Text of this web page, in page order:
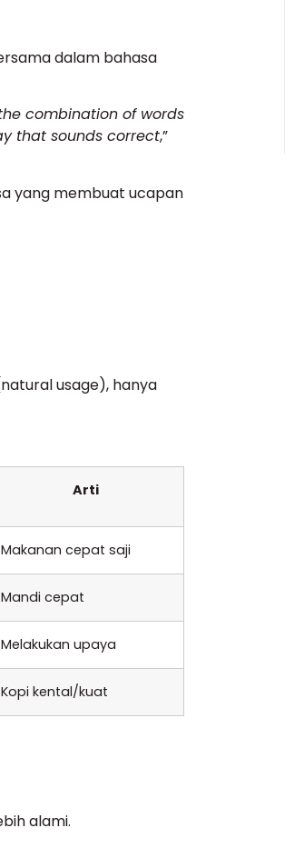
dalam bahasa
combination of words
that sounds correct,”
yang membuat ucapan
usage), hanya
Arti
Makanan cepat saji
Mandi cepat
Melakukan upaya
Kopi kental/kuat
alami.